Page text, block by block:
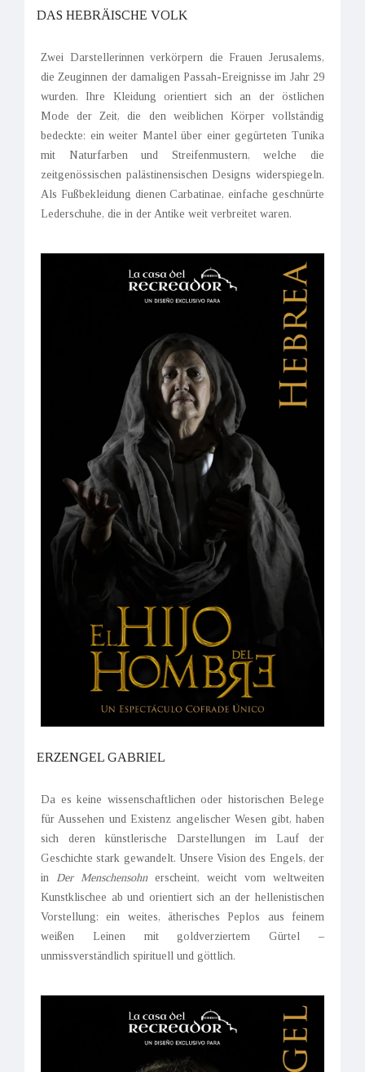
DAS HEBRÄISCHE VOLK
Zwei Darstellerinnen verkörpern die Frauen Jerusalems,
die Zeuginnen der damaligen Passah-Ereignisse im Jahr 29
wurden. Ihre Kleidung orientiert sich an der östlichen
Mode der Zeit, die den weiblichen Körper vollständig
bedeckte: ein weiter Mantel über einer gegürteten Tunika
mit Naturfarben und Streifenmustern, welche die
zeitgenössischen palästinensischen Designs widerspiegeln.
Als Fußbekleidung dienen Carbatinae, einfache geschnürte
Lederschuhe, die in der Antike weit verbreitet waren.
ERZENGEL GABRIEL
Da es keine wissenschaftlichen oder historischen Belege
für Aussehen und Existenz angelischer Wesen gibt, haben
sich deren künstlerische Darstellungen im Lauf der
Geschichte stark gewandelt. Unsere Vision des Engels, der
in
Der Menschensohnerscheint, weicht vom weltweiten
Kunstklischee ab und orientiert sich an der hellenistischen
Vorstellung: ein weites, ätherisches Peplos aus feinem
weißen Leinen mit goldverziertem Gürtel –
unmissverständlich spirituell und göttlich.